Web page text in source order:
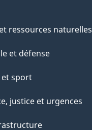
ressources naturelles
et défense
et sport
justice et urgences